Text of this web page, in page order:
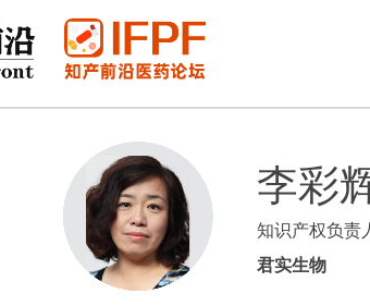
李彩
知识产权负责
君实生物